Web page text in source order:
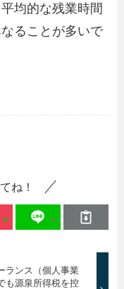
均的な残業時間
ることが多いで
ね！
ランス（個人事業
も源泉所得税を控